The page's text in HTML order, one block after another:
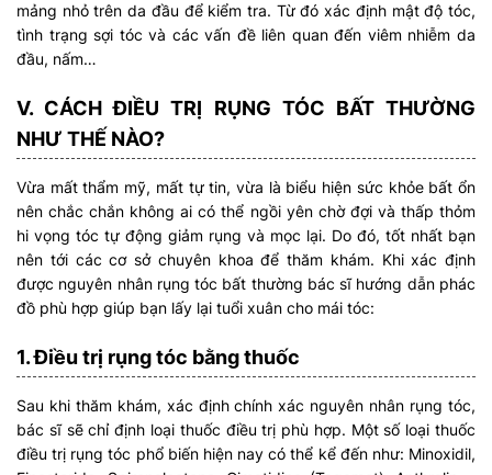
mảng nhỏ trên da đầu để kiểm tra. Từ đó xác định mật độ tóc,
tình trạng sợi tóc và các vấn đề liên quan đến viêm nhiễm da
đầu, nấm…
V. CÁCH ĐIỀU TRỊ RỤNG TÓC BẤT THƯỜNG
NHƯ THẾ NÀO?
Vừa mất thẩm mỹ, mất tự tin, vừa là biểu hiện sức khỏe bất ổn
nên chắc chắn không ai có thể ngồi yên chờ đợi và thấp thỏm
hi vọng tóc tự động giảm rụng và mọc lại. Do đó, tốt nhất bạn
nên tới các cơ sở chuyên khoa để thăm khám. Khi xác định
được nguyên nhân rụng tóc bất thường bác sĩ hướng dẫn phác
đồ phù hợp giúp bạn lấy lại tuổi xuân cho mái tóc:
1. Điều trị rụng tóc bằng thuốc
Sau khi thăm khám, xác định chính xác nguyên nhân rụng tóc,
bác sĩ sẽ chỉ định loại thuốc điều trị phù hợp. Một số loại thuốc
điều trị rụng tóc phổ biến hiện nay có thể kể đến như: Minoxidil,